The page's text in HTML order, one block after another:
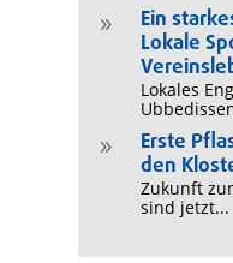
9
Ein
Lokale
Lokales
9
Erste
den
Zukunft
sind jetzt...